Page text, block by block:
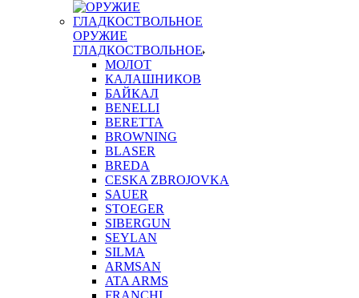
ОРУЖИЕ
ГЛАДКОСТВОЛЬНОЕ
МОЛОТ
КАЛАШНИКОВ
БАЙКАЛ
BENELLI
BERETTA
BROWNING
BLASER
BREDA
CESKA ZBROJOVKA
SAUER
STOEGER
SIBERGUN
SEYLAN
SILMA
ARMSAN
ATA ARMS
FRANCHI